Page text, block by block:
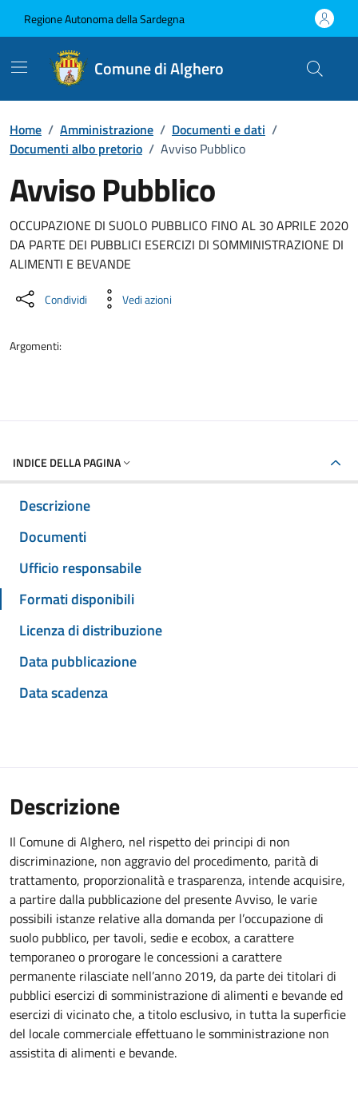
Regione Autonoma della Sardegna
Comune di Alghero
Home / Amministrazione / Documenti e dati /
Documenti albo pretorio / Avviso Pubblico
Avviso Pubblico
Dettaglio del documento
OCCUPAZIONE DI SUOLO PUBBLICO FINO AL 30 APRILE 2020
DA PARTE DEI PUBBLICI ESERCIZI DI SOMMINISTRAZIONE DI
ALIMENTI E BEVANDE
Condividi Vedi azioni
Argomenti:
INDICE DELLA PAGINA
Descrizione
Documenti
Ufficio responsabile
Formati disponibili
Licenza di distribuzione
Data pubblicazione
Data scadenza
Descrizione
Il Comune di Alghero, nel rispetto dei principi di non
discriminazione, non aggravio del procedimento, parità di
trattamento, proporzionalità e trasparenza, intende acquisire,
a partire dalla pubblicazione del presente Avviso, le varie
possibili istanze relative alla domanda per l’occupazione di
suolo pubblico, per tavoli, sedie e ecobox, a carattere
temporaneo o prorogare le concessioni a carattere
permanente rilasciate nell’anno 2019, da parte dei titolari di
pubblici esercizi di somministrazione di alimenti e bevande ed
esercizi di vicinato che, a titolo esclusivo, in tutta la superficie
del locale commerciale effettuano le somministrazione non
assistita di alimenti e bevande.